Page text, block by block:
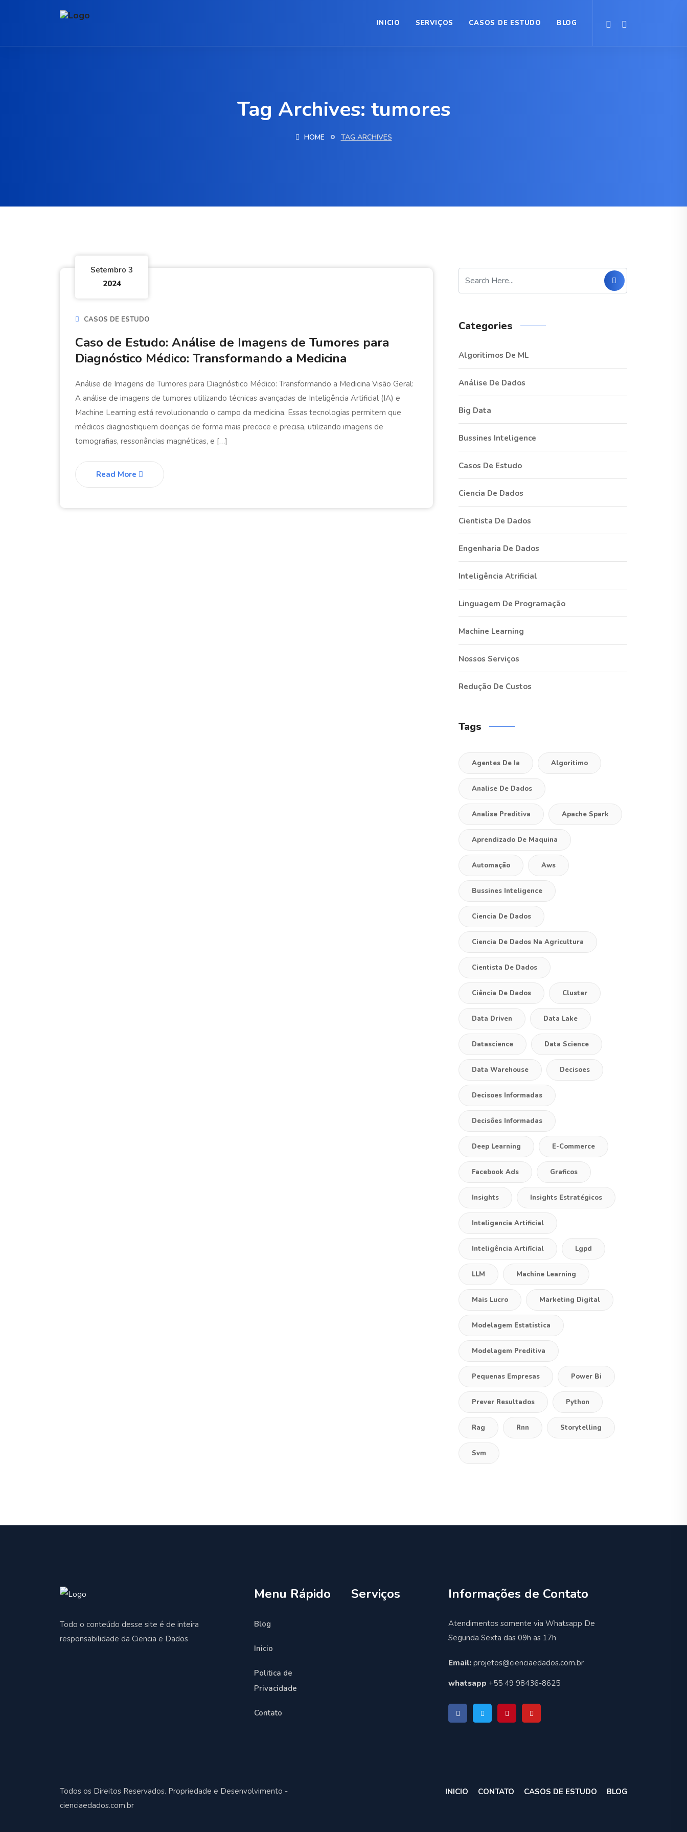
INICIO SERVIÇOS CASOS DE ESTUDO BLOG
Tag Archives: tumores
HOME TAG ARCHIVES
Setembro 3
2024
CASOS DE ESTUDO
Caso de Estudo: Análise de Imagens de Tumores para
Diagnóstico Médico: Transformando a Medicina
Análise de Imagens de Tumores para Diagnóstico Médico: Transformando a Medicina Visão Geral:
A análise de imagens de tumores utilizando técnicas avançadas de Inteligência Artificial (IA) e
Machine Learning está revolucionando o campo da medicina. Essas tecnologias permitem que
médicos diagnostiquem doenças de forma mais precoce e precisa, utilizando imagens de
tomografias, ressonâncias magnéticas, e […]
Read More
Categories
Algoritimos De ML
Análise De Dados
Big Data
Bussines Inteligence
Casos De Estudo
Ciencia De Dados
Cientista De Dados
Engenharia De Dados
Inteligência Atrificial
Linguagem De Programação
Machine Learning
Nossos Serviços
Redução De Custos
Tags
Agentes De Ia Algoritimo
Analise De Dados
Analise Preditiva Apache Spark
Aprendizado De Maquina
Automação Aws
Bussines Inteligence
Ciencia De Dados
Ciencia De Dados Na Agricultura
Cientista De Dados
Ciência De Dados Cluster
Data Driven Data Lake
Datascience Data Science
Data Warehouse Decisoes
Decisoes Informadas
Decisões Informadas
Deep Learning E-Commerce
Facebook Ads Graficos
Insights Insights Estratégicos
Inteligencia Artificial
Inteligência Artificial Lgpd
LLM Machine Learning
Mais Lucro Marketing Digital
Modelagem Estatistica
Modelagem Preditiva
Pequenas Empresas Power Bi
Prever Resultados Python
Rag Rnn Storytelling
Svm
Todo o conteúdo desse site é de inteira
responsabilidade da Ciencia e Dados
Menu Rápido
Blog
Inicio
Politica de
Privacidade
Contato
Serviços Informações de Contato
Atendimentos somente via Whatsapp De
Segunda Sexta das 09h as 17h
Email: projetos@cienciaedados.com.br
whatsapp +55 49 98436-8625
Todos os Direitos Reservados. Propriedade e Desenvolvimento -
cienciaedados.com.br
INICIO CONTATO CASOS DE ESTUDO BLOG